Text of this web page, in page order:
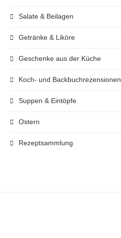
Salate & Beilagen
Getränke & Liköre
Geschenke aus der Küche
Koch- und Backbuchrezensionen
Suppen & Eintöpfe
Ostern
Rezeptsammlung